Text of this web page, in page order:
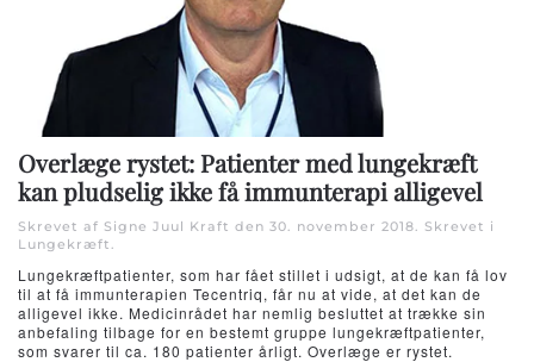
Overlæge rystet: Patienter med lungekræft
kan pludselig ikke få immunterapi alligevel
Skrevet af Signe Juul Kraft den 30. november 2018 . Skrevet i
Lungekræft
Lungekræftpatienter, som har fået stillet i udsigt, at de kan få lov
til at få immunterapien Tecentriq, får nu at vide, at det kan de
alligevel ikke. Medicinrådet har nemlig besluttet at trække sin
anbefaling tilbage for en bestemt gruppe lungekræftpatienter,
som svarer til ca. 180 patienter årligt. Overlæge er rystet.